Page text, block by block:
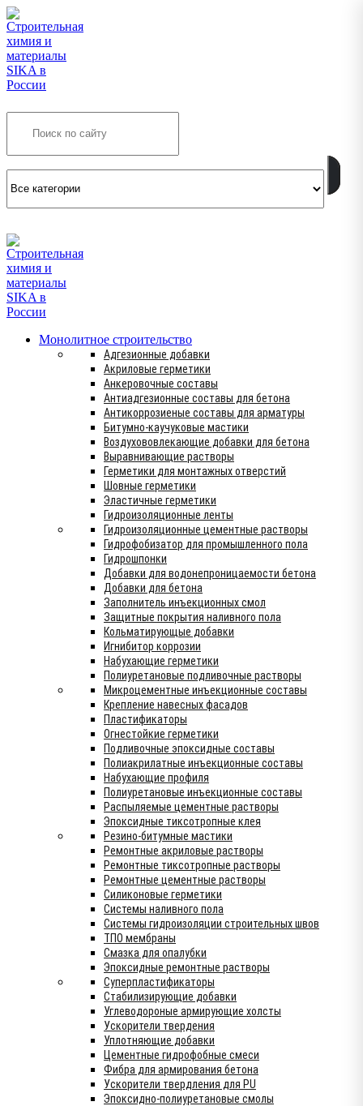
Монолитное строительство
Адгезионные добавки
Акриловые герметики
Анкеровочные составы
Антиадгезионные составы для бетона
Антикоррозиеные составы для арматуры
Битумно-каучуковые мастики
Воздухововлекающие добавки для бетона
Выравнивающие растворы
Герметики для монтажных отверстий
Шовные герметики
Эластичные герметики
Гидроизоляционные ленты
Гидроизоляционные цементные растворы
Гидрофобизатор для промышленного пола
Гидрошпонки
Добавки для водонепроницаемости бетона
Добавки для бетона
Заполнитель инъекционных смол
Защитные покрытия наливного пола
Кольматирующые добавки
Игнибитор коррозии
Набухающие герметики
Полиуретановые подливочные растворы
Микроцементные инъекционные составы
Крепление навесных фасадов
Пластификаторы
Огнестойкие герметики
Подливочные эпоксидные составы
Полиакрилатные инъекционные составы
Набухающие профиля
Полиуретановые инъекционные составы
Распыляемые цементные растворы
Эпоксидные тиксотропные клея
Резино-битумные мастики
Ремонтные акриловые растворы
Ремонтные тиксотропные растворы
Ремонтные цементные растворы
Силиконовые герметики
Системы наливного пола
Системы гидроизоляции строительных швов
ТПО мембраны
Смазка для опалубки
Эпоксидные ремонтные растворы
Суперпластификаторы
Стабилизирующие добавки
Углеводороные армирующие холсты
Ускорители твердения
Уплотняющие добавки
Цементные гидрофобные смеси
Фибра для армирования бетона
Ускорители твердления для PU
Эпоксидно-полиуретановые смолы